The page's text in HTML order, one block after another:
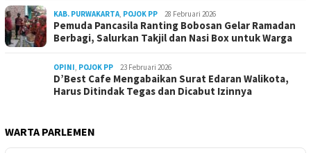
KAB. PURWAKARTA, POJOK PP 28 Februari 2026
Pemuda Pancasila Ranting Bobosan Gelar Ramadan
Berbagi, Salurkan Takjil dan Nasi Box untuk Warga
OPINI, POJOK PP 23 Februari 2026
D’Best Cafe Mengabaikan Surat Edaran Walikota,
Harus Ditindak Tegas dan Dicabut Izinnya
WARTA PARLEMEN